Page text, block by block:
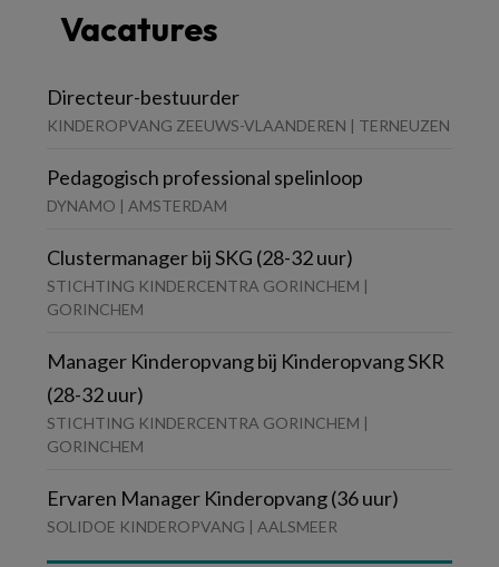
Vacatures
Directeur-bestuurder
KINDEROPVANG ZEEUWS-VLAANDEREN | TERNEUZEN
Pedagogisch professional spelinloop
DYNAMO | AMSTERDAM
Clustermanager bij SKG (28-32 uur)
STICHTING KINDERCENTRA GORINCHEM |
GORINCHEM
Manager Kinderopvang bij Kinderopvang SKR
(28-32 uur)
STICHTING KINDERCENTRA GORINCHEM |
GORINCHEM
Ervaren Manager Kinderopvang (36 uur)
SOLIDOE KINDEROPVANG | AALSMEER